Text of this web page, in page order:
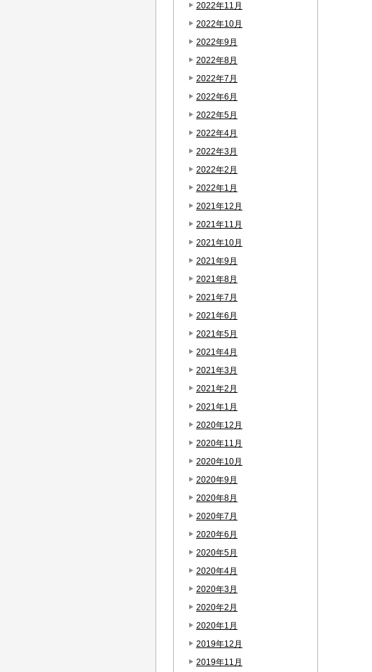
2022年11月
2022年10月
2022年9月
2022年8月
2022年7月
2022年6月
2022年5月
2022年4月
2022年3月
2022年2月
2022年1月
2021年12月
2021年11月
2021年10月
2021年9月
2021年8月
2021年7月
2021年6月
2021年5月
2021年4月
2021年3月
2021年2月
2021年1月
2020年12月
2020年11月
2020年10月
2020年9月
2020年8月
2020年7月
2020年6月
2020年5月
2020年4月
2020年3月
2020年2月
2020年1月
2019年12月
2019年11月